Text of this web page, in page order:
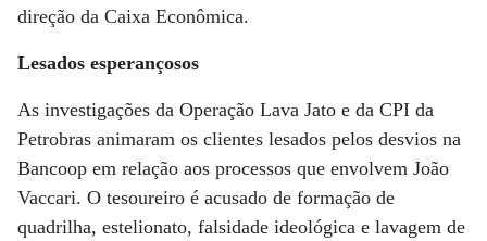
direção da Caixa Econômica.
Lesados ­esperançosos
As investigações da Operação Lava Jato e da CPI da
Petrobras animaram os clientes lesados pelos desvios na
Bancoop em relação aos processos que envolvem João
Vaccari. O tesoureiro é acusado de formação de
quadrilha, estelionato, falsidade ideológica e lavagem de